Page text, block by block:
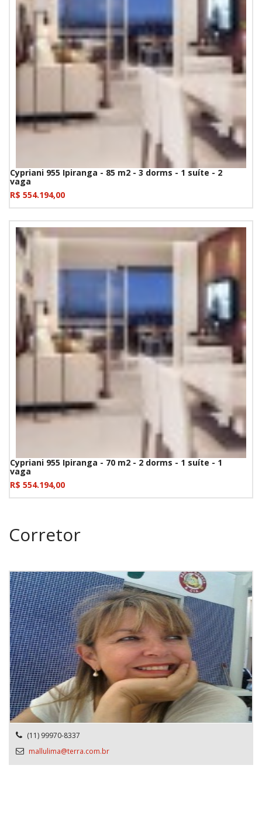
Cypriani 955 Ipiranga - 85 m2 - 3 dorms - 1 suíte - 2
vaga
R$ 554.194,00
Cypriani 955 Ipiranga - 70 m2 - 2 dorms - 1 suíte - 1
vaga
R$ 554.194,00
Corretor
(11) 99970-8337
mallulima@terra.com.br